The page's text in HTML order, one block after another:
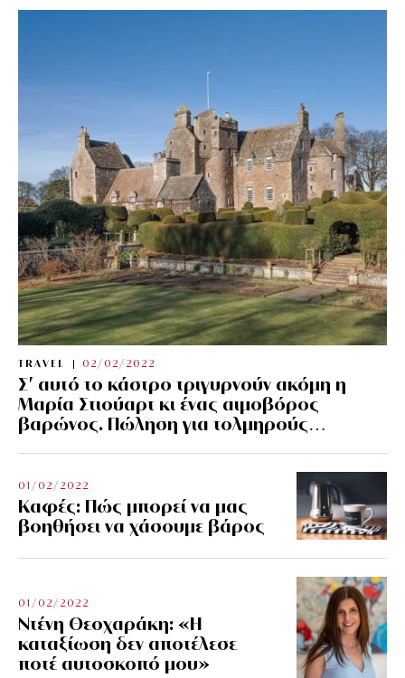
TRAVEL 02/02/2022
Σ’ αυτό το κάστρο τριγυρνούν ακόμη η
Μαρία Στιούαρτ κι ένας αιμοβόρος
βαρώνος. Πώληση για τολμηρούς…
01/02/2022
Kαφές: Πώς μπορεί να μας
βοηθήσει να χάσουμε βάρος
01/02/2022
Ντένη Θεοχαράκη: «Η
καταξίωση δεν αποτέλεσε
ποτέ αυτοσκοπό μου»